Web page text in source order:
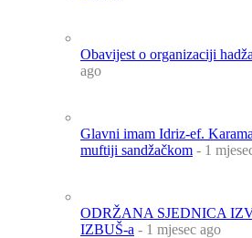
Obavijest o organizaciji
ago
Glavni imam Idriz-ef.
muftiji sandžačkom - 1
ODRŽANA SJEDNICA
IZBUŠ-a - 1 mjesec ago